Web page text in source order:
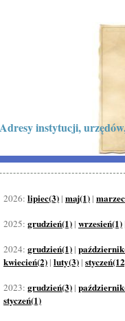
Adresy instytucji,
2026: lipiec(3) | maj(1) |
2025: grudzień(1) | wrzesień(1)
2024: grudzień(1) |
kwiecień(2) | luty(3) |
2023: grudzień(3) |
styczeń(1)